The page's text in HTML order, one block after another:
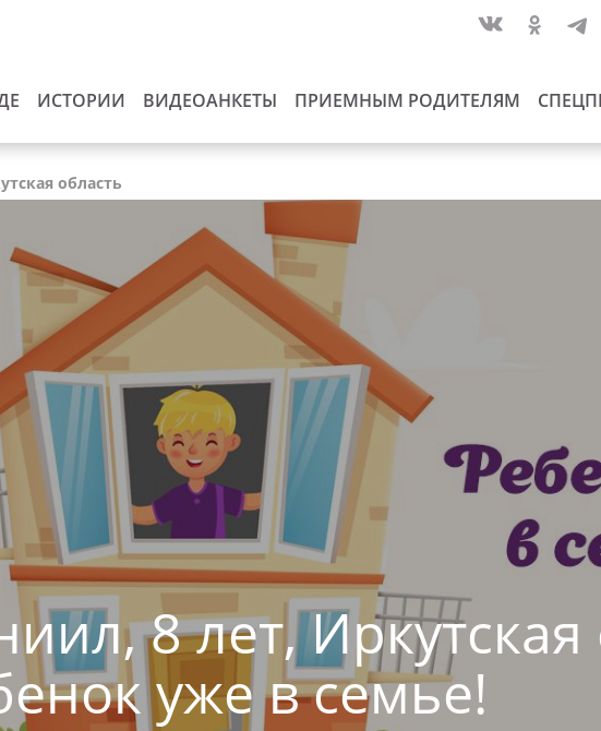
ИСТОРИИ ВИДЕОАНКЕТЫ ПРИЕМНЫМ РОДИТЕЛЯМ
область
8 лет, Иркутская
уже в семье!